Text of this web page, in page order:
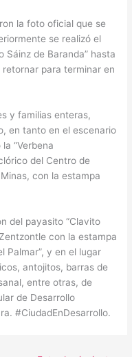
la foto oficial que se
se realizó el
Sáinz de Baranda” hasta
para terminar en
y familias enteras,
en tanto en el escenario
“Verbena
del Centro de
con la estampa
del payasito “Clavito
con la estampa
Palmar”, y en el lugar
antojitos, barras de
entre otras, de
de Desarrollo
#CiudadEnDesarrollo.